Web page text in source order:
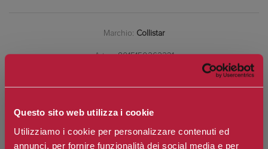
Questo sito web utilizza i cookie
Utilizziamo i cookie per personalizzare contenuti ed
annunci, per fornire funzionalità dei social media e per
Marchio: Collistar
Art. n. 8015150262231